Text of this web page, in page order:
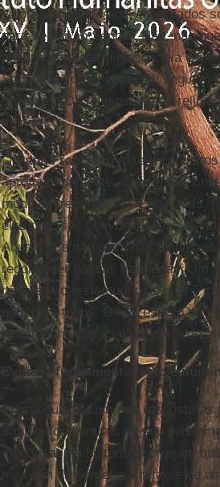
valores do Reino aqui encarnados
para seguir ao Senhor. Não, não
apenas para os religiosos: ela é
Senhor de forma especial,
de vocês. Os religiosos e as
mundo”.
OPapa Franciscoreitera conceitos
aprofundadamente. Com efeito,
modo diferente de ser e agir. Mas,
elas precisas bem delineadas. A
Aquele que não peca não é
reconhecer nossas fraquezas. Um
não nega o testemunho ao qual é
bom para todos. O que espero de
testemunho especial por parte dos
Evitar o fundamentalismo e
Prosseguindo com sua resposta às
dos pontos centrais de seu
mudanças na história ocorreram
mas sim da periferia. Trata-se de